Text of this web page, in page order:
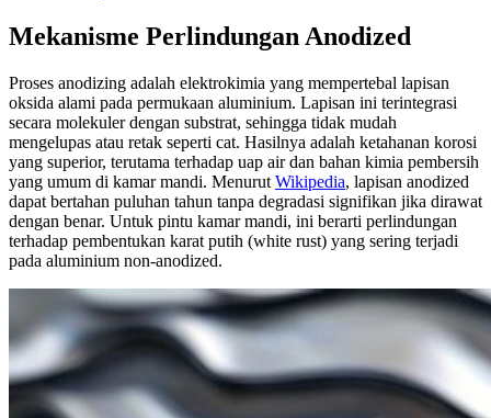
Mekanisme Perlindungan Anodized
Proses anodizing adalah elektrokimia yang mempertebal lapisan
oksida alami pada permukaan aluminium. Lapisan ini terintegrasi
secara molekuler dengan substrat, sehingga tidak mudah
mengelupas atau retak seperti cat. Hasilnya adalah ketahanan korosi
yang superior, terutama terhadap uap air dan bahan kimia pembersih
yang umum di kamar mandi. Menurut Wikipedia, lapisan anodized
dapat bertahan puluhan tahun tanpa degradasi signifikan jika dirawat
dengan benar. Untuk pintu kamar mandi, ini berarti perlindungan
terhadap pembentukan karat putih (white rust) yang sering terjadi
pada aluminium non-anodized.